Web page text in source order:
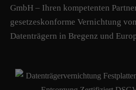
GmbH – Ihren kompetenten
gesetzeskonforme Vernichtung
Datenträgern in Bregenz und